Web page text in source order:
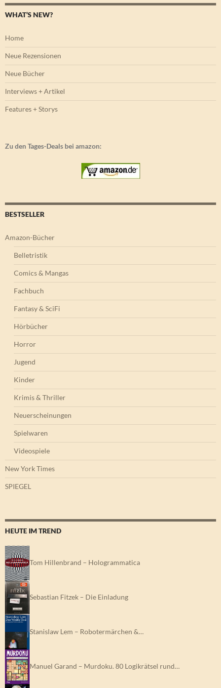
WHAT’S NEW?
Home
Neue Rezensionen
Neue Bücher
Interviews + Artikel
Features + Storys
Zu den Tages-Deals bei amazon:
BESTSELLER
Amazon-Bücher
Belletristik
Comics & Mangas
Fachbuch
Fantasy & SciFi
Hörbücher
Horror
Jugend
Kinder
Krimis & Thriller
Neuerscheinungen
Spielwaren
Videospiele
New York Times
SPIEGEL
HEUTE IM TREND
Tom Hillenbrand – Hologrammatica
Sebastian Fitzek – Die Einladung
Stanislaw Lem – Robotermärchen &…
Manuel Garand – Murdoku. 80 Logikrätsel rund…